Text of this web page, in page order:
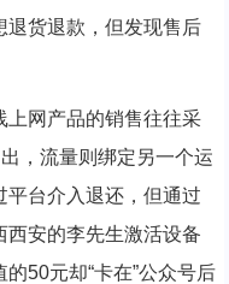
退货退款，但发现售后
网产品的销售往往采
，流量则绑定另一个运
台介入退还，但通过
安的李先生激活设备
50元却“卡在”公众号后